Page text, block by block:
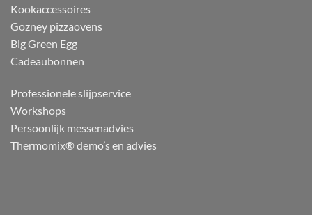
Kookaccessoires
Gozney pizzaovens
Big Green Egg
Cadeaubonnen
Professionele slijpservice
Workshops
Persoonlijk messenadvies
Thermomix® demo’s en advies